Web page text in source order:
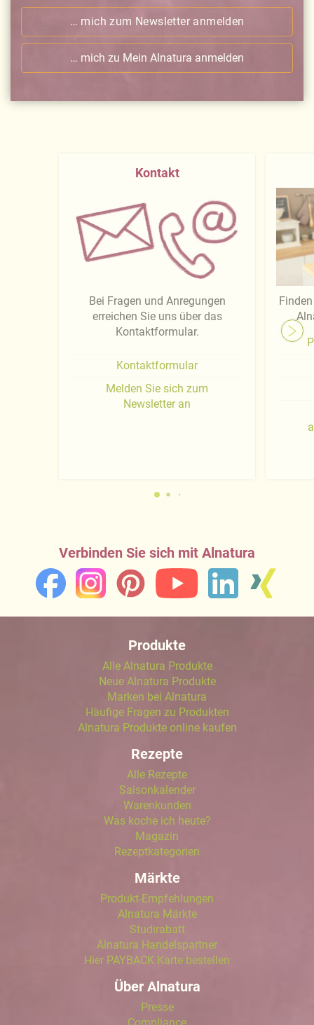
… mich zum Newsletter anmelden
… mich zu Mein Alnatura anmelden
Kontakt
Bei Fragen und Anregungen
erreichen Sie uns über das
Kontaktformular.
Kontaktformular
Melden Sie sich zum
Newsletter an
Verbinden Sie sich mit Alnatura
Produkte
Alle Alnatura Produkte
Neue Alnatura Produkte
Marken bei Alnatura
Häufige Fragen zu Produkten
Alnatura Produkte online kaufen
Rezepte
Alle Rezepte
Saisonkalender
Warenkunden
Was koche ich heute?
Magazin
Rezeptkategorien
Märkte
Produkt-Empfehlungen
Alnatura Märkte
Studirabatt
Alnatura Handelspartner
Hier PAYBACK Karte bestellen
Über Alnatura
Presse
Compliance